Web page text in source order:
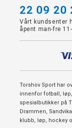
22 09 20
Vårt kundsenter
åpent man-fre
Torshov Sport har
innenfor fotball,
spesialbutikker på
Drammen,
klubb, løp, hockey